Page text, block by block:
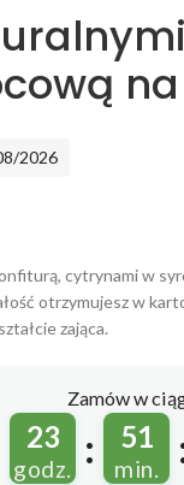
2026
cytrynami w
otrzymujesz w
zająca.
Zamów w
23
godz. : 51
min.